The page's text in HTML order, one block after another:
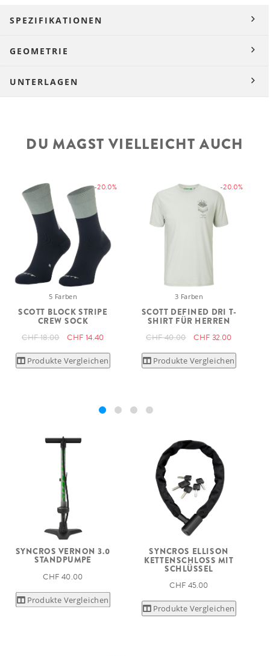
SPEZIFIKATIONEN
GEOMETRIE
UNTERLAGEN
DU MAGST VIELLEICHT AUCH
-20.0%
5 Farben
SCOTT BLOCK STRIPE
CREW SOCK
CHF 18.00 CHF 14.40
Produkte Vergleichen
-20.0%
3 Farben
SCOTT DEFINED DRI T-
SHIRT FÜR HERREN
CHF 40.00 CHF 32.00
Produkte Vergleichen
SYNCROS VERNON 3.0
STANDPUMPE
CHF 40.00
Produkte Vergleichen
SYNCROS ELLISON
KETTENSCHLOSS MIT
SCHLÜSSEL
CHF 45.00
Produkte Vergleichen